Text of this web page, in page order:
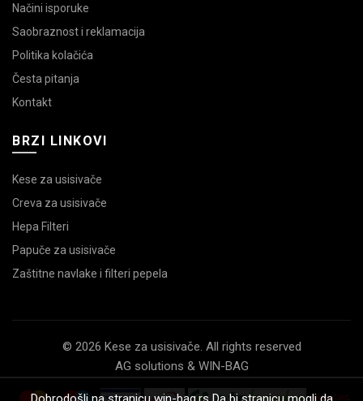
Načini isporuke
Saobraznost i reklamacija
Politika kolačića
Česta pitanja
Kontakt
BRZI LINKOVI
Kese za usisivače
Creva za usisivače
Hepa Filteri
Papuče za usisivače
Zaštitne navlake i filteri pepela
© 2026 Kese za usisivače. All rights reserved
AG solutions & WIN-BAG